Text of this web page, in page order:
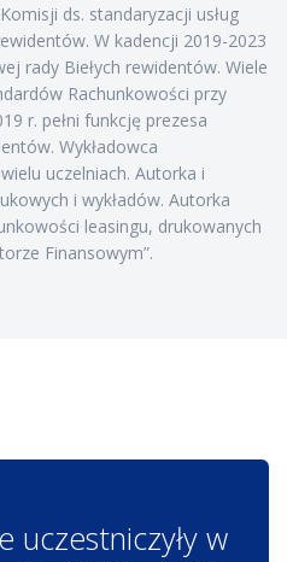
ds. standaryzacji usług
W kadencji 2019-2023
rady Biełych rewidentów. Wiele
Rachunkowości przy
r. pełni funkcję prezesa
Wykładowca
uczelniach. Autorka i
i wykładów. Autorka
leasingu, drukowanych
Finansowym”.
uczestniczyły w